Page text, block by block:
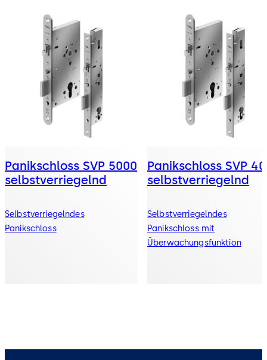
Panikschloss SVP 5000
selbstverriegelnd
Selbstverriegelndes
Panikschloss
Panikschloss SVP
selbstverriegelnd
Selbstverriegelndes
Panikschloss mit
Überwachungsfunktion